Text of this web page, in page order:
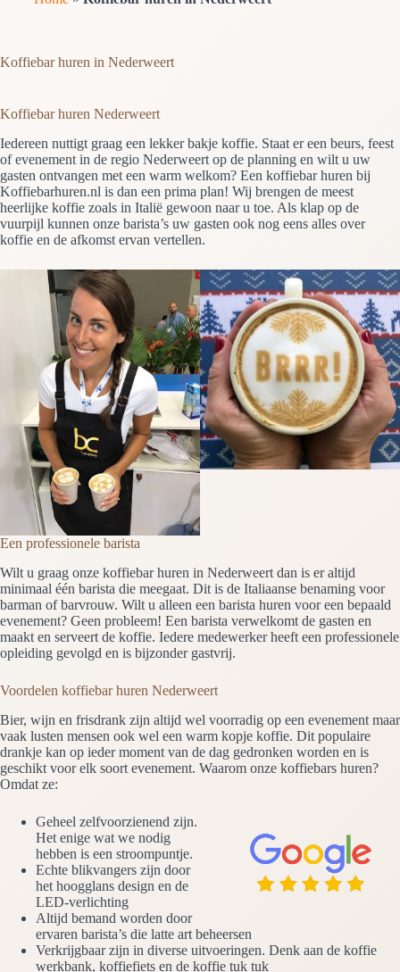
Koffiebar huren in Nederweert
Koffiebar huren Nederweert
Iedereen nuttigt graag een lekker bakje koffie. Staat er een beurs, feest
of evenement in de regio Nederweert op de planning en wilt u uw
gasten ontvangen met een warm welkom? Een koffiebar huren bij
Koffiebarhuren.nl is dan een prima plan! Wij brengen de meest
heerlijke koffie zoals in Italië gewoon naar u toe. Als klap op de
vuurpijl kunnen onze barista’s uw gasten ook nog eens alles over
koffie en de afkomst ervan vertellen.
Een professionele barista
Wilt u graag onze koffiebar huren in Nederweert dan is er altijd
minimaal één barista die meegaat. Dit is de Italiaanse benaming voor
barman of barvrouw. Wilt u alleen een barista huren voor een bepaald
evenement? Geen probleem! Een barista verwelkomt de gasten en
maakt en serveert de koffie. Iedere medewerker heeft een professionele
opleiding gevolgd en is bijzonder gastvrij.
Voordelen koffiebar huren Nederweert
Bier, wijn en frisdrank zijn altijd wel voorradig op een evenement maar
vaak lusten mensen ook wel een warm kopje koffie. Dit populaire
drankje kan op ieder moment van de dag gedronken worden en is
geschikt voor elk soort evenement. Waarom onze koffiebars huren?
Omdat ze:
Geheel zelfvoorzienend zijn.
Het enige wat we nodig
hebben is een stroompuntje.
Echte blikvangers zijn door
het hoogglans design en de
LED-verlichting
Altijd bemand worden door
ervaren barista’s die latte art beheersen
Verkrijgbaar zijn in diverse uitvoeringen. Denk aan de koffie
werkbank, koffiefiets en de koffie tuk tuk